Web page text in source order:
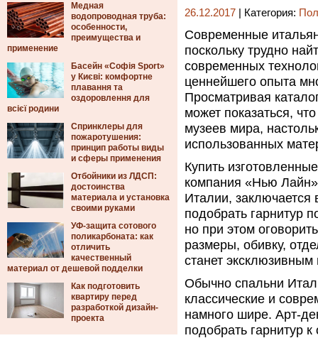
Медная
водопроводная труба:
особенности,
преимущества и
применение
Басейн «Софія Sport»
у Києві: комфортне
плавання та
оздоровлення для
всієї родини
Спринклеры для
пожаротушения:
принцип работы виды
и сферы применения
Отбойники из ЛДСП:
достоинства
материала и установка
своими руками
УФ-защита сотового
поликарбоната: как
отличить
качественный
материал от дешевой подделки
Как подготовить
квартиру перед
разработкой дизайн-
проекта
26.12.2017 | Категория:
Современные
поскольку трудно
современных
ценнейшего опыта
Просматривая
может показаться,
музеев мира,
использованных
Купить
компания «Нью
Италии,
подобрать гарнитур
но при этом
размеры, обивку,
станет
Обычно спальни
классические и
намного шире. Арт-
подобрать гарнитур